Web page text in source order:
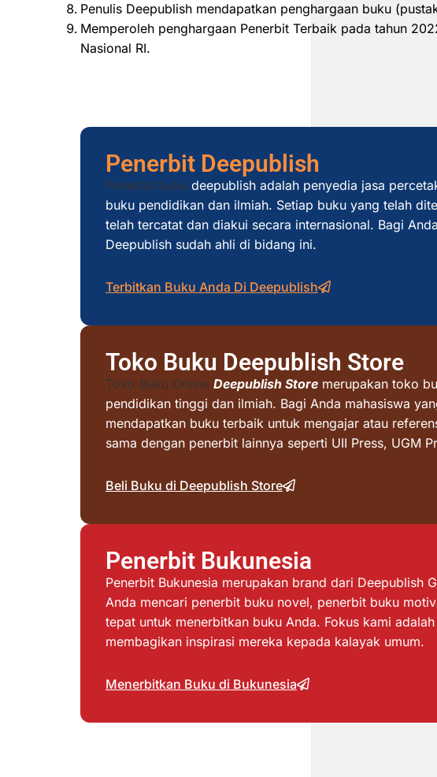
Penulis Deepublish mendapatkan penghargaan buku
Memperoleh penghargaan Penerbit Terbaik pada tahun
Nasional RI.
Penerbit Deepublish
Penerbit buku deepublish adalah penyedia jasa
buku pendidikan dan ilmiah. Setiap buku yang telah
telah tercatat dan diakui secara internasional. Bagi
Deepublish sudah ahli di bidang ini.
Terbitkan Buku Anda Di Deepublish
Toko Buku Deepublish Store
Toko Buku Online Deepublish Store merupakan toko
pendidikan tinggi dan ilmiah. Bagi Anda mahasiswa
mendapatkan buku terbaik untuk mengajar atau
sama dengan penerbit lainnya seperti UII Press, UGM
Beli Buku di Deepublish Store
Penerbit Bukunesia
Penerbit Bukunesia merupakan brand dari
Anda mencari penerbit buku novel, penerbit buku
tepat untuk menerbitkan buku Anda. Fokus kami
membagikan inspirasi mereka kepada kalayak umum.
Menerbitkan Buku di Bukunesia